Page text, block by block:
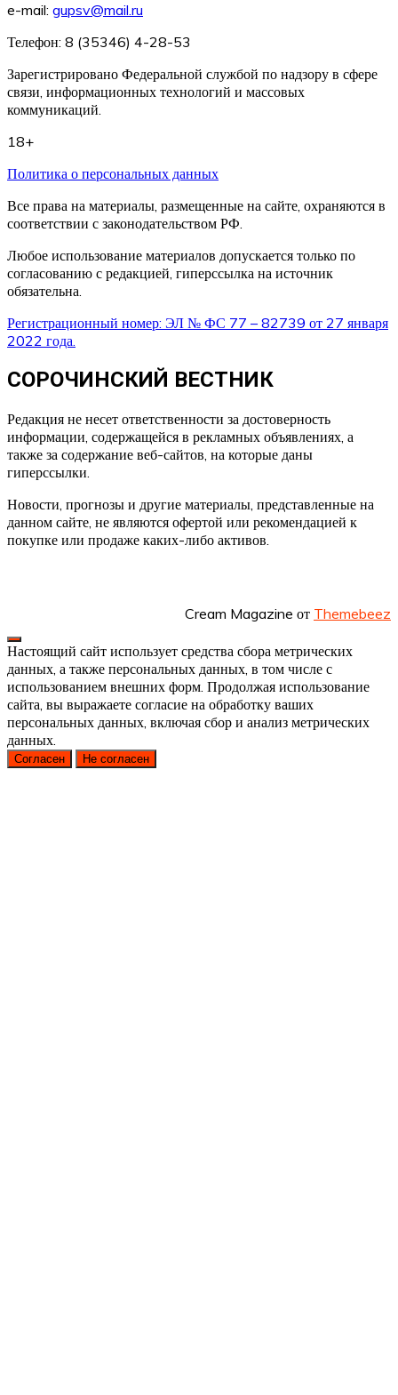
e-mail: gupsv@mail.ru
Телефон: 8 (35346) 4-28-53
Зарегистрировано Федеральной службой по надзору в сфере
связи, информационных технологий и массовых
коммуникаций.
18+
Политика о персональных данных
Все права на материалы, размещенные на сайте, охраняются в
соответствии с законодательством РФ.
Любое использование материалов допускается только по
согласованию с редакцией, гиперссылка на источник
обязательна.
Регистрационный номер: ЭЛ № ФС 77 – 82739 от 27 января
2022 года.
СОРОЧИНСКИЙ ВЕСТНИК
Редакция не несет ответственности за достоверность
информации, содержащейся в рекламных объявлениях, а
также за содержание веб-сайтов, на которые даны
гиперссылки.
Новости, прогнозы и другие материалы, представленные на
данном сайте, не являются офертой или рекомендацией к
покупке или продаже каких-либо активов.
Cream Magazine от Themebeez
Настоящий сайт использует средства сбора метрических
данных, а также персональных данных, в том числе с
использованием внешних форм. Продолжая использование
сайта, вы выражаете согласие на обработку ваших
персональных данных, включая сбор и анализ метрических
данных.
Согласен Не согласен